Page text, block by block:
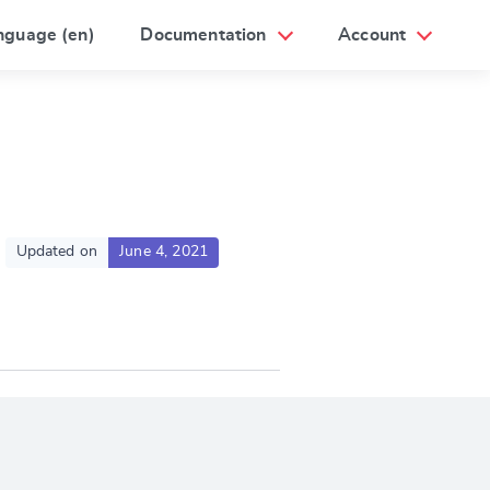
(en) Documentation Account
Updated on June 4, 2021